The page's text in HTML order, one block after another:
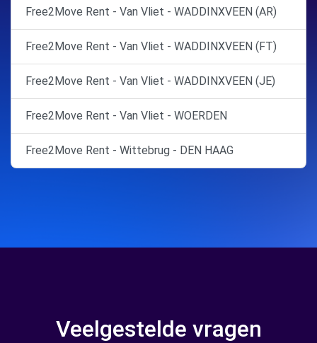
Free2Move Rent - Van Vliet - WADDINXVEEN (AR)
Free2Move Rent - Van Vliet - WADDINXVEEN (FT)
Free2Move Rent - Van Vliet - WADDINXVEEN (JE)
Free2Move Rent - Van Vliet - WOERDEN
Free2Move Rent - Wittebrug - DEN HAAG
Veelgestelde vragen